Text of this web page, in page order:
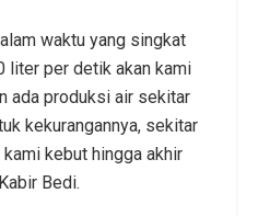
waktu yang singkat
liter per detik akan kami
ada produksi air sekitar
kekurangannya, sekitar
kebut hingga akhir
Bedi.